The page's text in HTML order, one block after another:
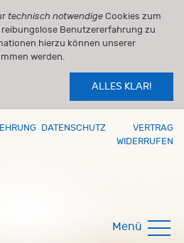
technisch notwendige Cookies zum
Benutzererfahrung zu
hierzu können unserer
werden.
ALLES KLAR!
DATENSCHUTZ
VERTRAG
WIDERRUFEN
Menü